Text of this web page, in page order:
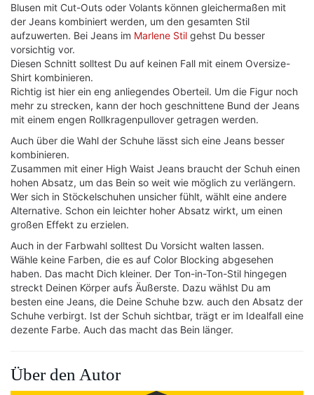
Blusen mit Cut-Outs oder Volants können gleichermaßen mit
der Jeans kombiniert werden, um den gesamten Stil
aufzuwerten. Bei Jeans im Marlene Stil gehst Du besser
vorsichtig vor.
Diesen Schnitt solltest Du auf keinen Fall mit einem Oversize-
Shirt kombinieren.
Richtig ist hier ein eng anliegendes Oberteil. Um die Figur noch
mehr zu strecken, kann der hoch geschnittene Bund der Jeans
mit einem engen Rollkragenpullover getragen werden.
Auch über die Wahl der Schuhe lässt sich eine Jeans besser
kombinieren.
Zusammen mit einer High Waist Jeans braucht der Schuh einen
hohen Absatz, um das Bein so weit wie möglich zu verlängern.
Wer sich in Stöckelschuhen unsicher fühlt, wählt eine andere
Alternative. Schon ein leichter hoher Absatz wirkt, um einen
großen Effekt zu erzielen.
Auch in der Farbwahl solltest Du Vorsicht walten lassen.
Wähle keine Farben, die es auf Color Blocking abgesehen
haben. Das macht Dich kleiner. Der Ton-in-Ton-Stil hingegen
streckt Deinen Körper aufs Äußerste. Dazu wählst Du am
besten eine Jeans, die Deine Schuhe bzw. auch den Absatz der
Schuhe verbirgt. Ist der Schuh sichtbar, trägt er im Idealfall eine
dezente Farbe. Auch das macht das Bein länger.
Über den Autor